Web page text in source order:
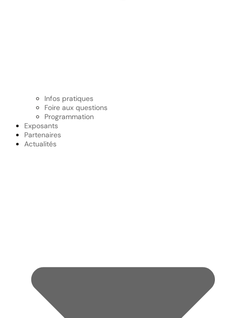
Infos pratiques
Foire aux questions
Programmation
Exposants
Partenaires
Actualités